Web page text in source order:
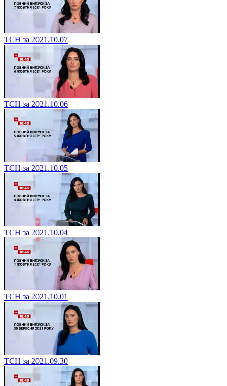
ТСН за 2021.10.07
ТСН за 2021.10.06
ТСН за 2021.10.05
ТСН за 2021.10.04
ТСН за 2021.10.01
ТСН за 2021.09.30